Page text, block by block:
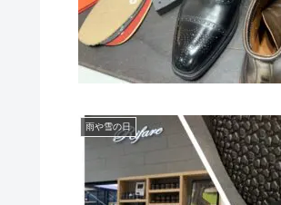
雨や雪の日